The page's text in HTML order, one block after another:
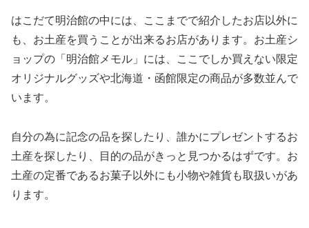
はこだて明治館の中には、ここまでで紹介したお店以外に
も、お土産を買うことが出来るお店があります。お土産シ
ョップの「明治館メモル」には、ここでしか買えない限定
オリジナルグッズや北海道・函館限定の商品が多数並んで
います。
自分の為に記念の品を探したり、誰かにプレゼントするお
土産を探したり、目的の品がきっと見つかるはずです。お
土産の定番であるお菓子以外にも小物や雑貨も取扱いがあ
ります。